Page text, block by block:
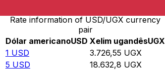
Rate information of USD/UGX currency
pair
Dólar americanoUSD Xelim ugandêsUGX
1 USD 3.726,55 UGX
5 USD 18.632,8 UGX